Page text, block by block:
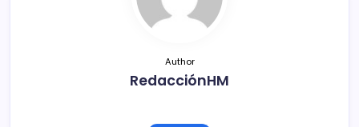
Author
RedacciónHM